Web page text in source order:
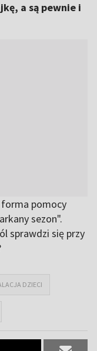
a są pewnie i
pomocy
sezon".
sprawdzi się przy
DZIECI